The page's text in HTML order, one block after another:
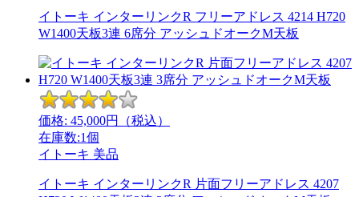
イトーキ インターリンクR フリーアドレス 4214 H720
W1400天板3連 6席分 アッシュドオークM天板
価格: 45,000円（税込）
在庫数:1個
イトーキ 美品
イトーキ インターリンクR 片面フリーアドレス 4207